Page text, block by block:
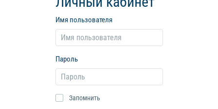
Имя пользователя
Пароль
Запомнить